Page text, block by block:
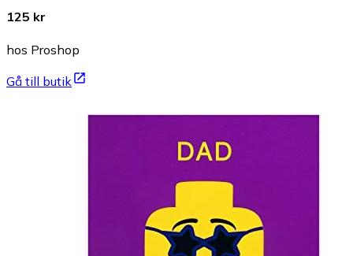
125 kr
hos Proshop
Gå till butik